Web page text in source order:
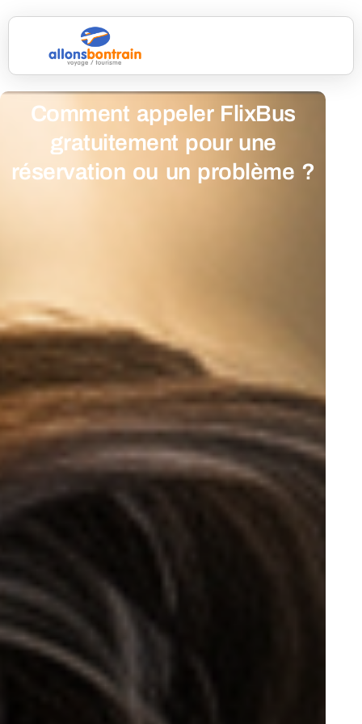
Comment appeler FlixBus
gratuitement pour une
réservation ou un problème ?